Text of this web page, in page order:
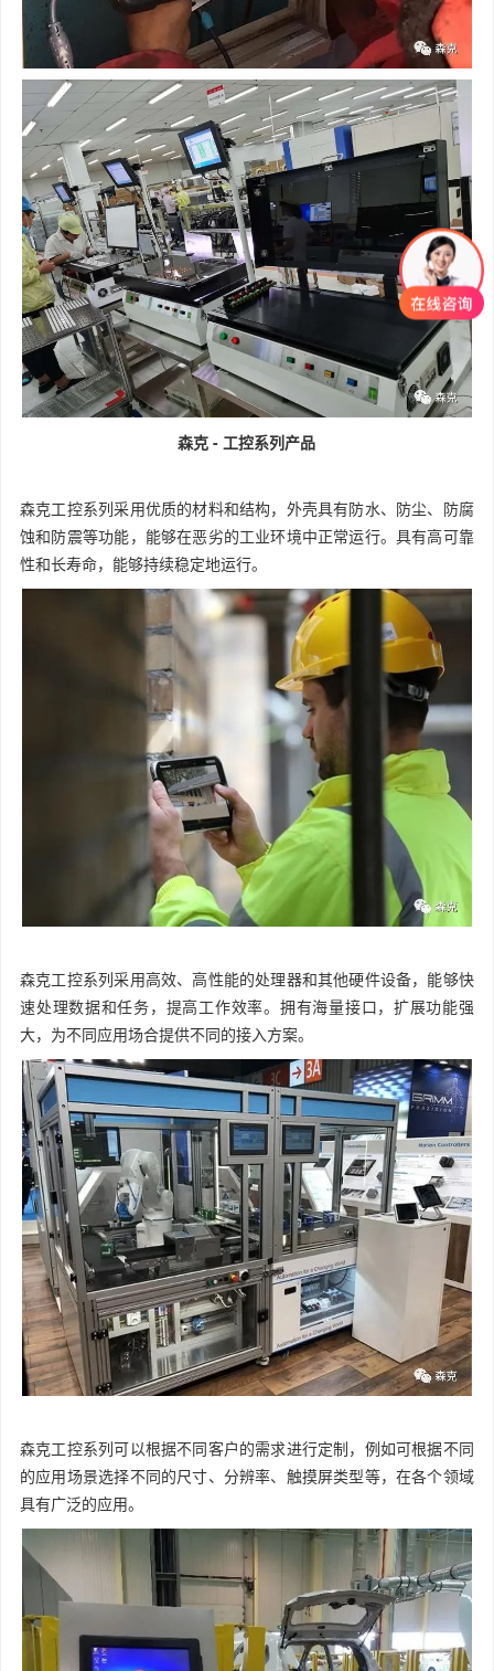
森克 - 工控系列产品
森克工控系列采用优质的材料和结构，外壳具有防水、防尘、防腐
蚀和防震等功能，能够在恶劣的工业环境中正常运行。具有高可靠
性和长寿命，能够持续稳定地运行。
森克工控系列采用高效、高性能的处理器和其他硬件设备，能够快
速处理数据和任务，提高工作效率。拥有海量接口，扩展功能强
大，为不同应用场合提供不同的接入方案。
森克工控系列可以根据不同客户的需求进行定制，例如可根据不同
的应用场景选择不同的尺寸、分辨率、触摸屏类型等，在各个领域
具有广泛的应用。